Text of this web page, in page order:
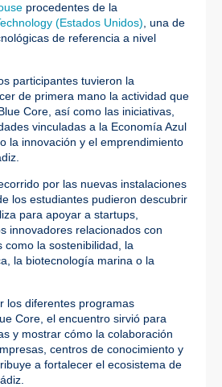
procedentes de la
(Estados Unidos), una de
de referencia a nivel
participantes tuvieron la
de primera mano la actividad que
Core, así como las iniciativas,
vinculadas a la Economía Azul
la innovación y el emprendimiento
por las nuevas instalaciones
los estudiantes pudieron descubrir
para apoyar a startups,
innovadores relacionados con
como la sostenibilidad, la
la biotecnología marina o la
los diferentes programas
Core, el encuentro sirvió para
y mostrar cómo la colaboración
centros de conocimiento y
a fortalecer el ecosistema de